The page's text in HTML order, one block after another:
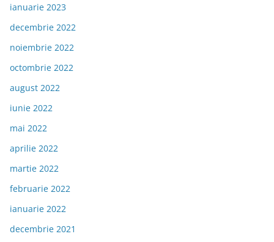
ianuarie 2023
decembrie 2022
noiembrie 2022
octombrie 2022
august 2022
iunie 2022
mai 2022
aprilie 2022
martie 2022
februarie 2022
ianuarie 2022
decembrie 2021